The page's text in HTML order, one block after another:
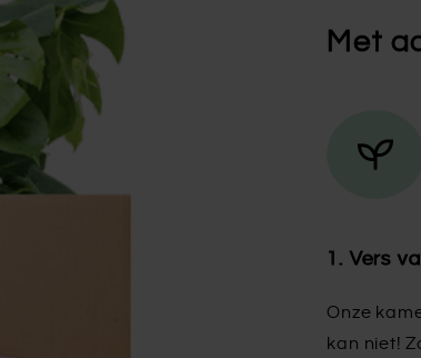
Met
1. Vers
Onze
kan niet!